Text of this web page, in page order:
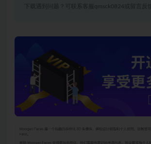
下载遇到问题？可联系客服qmsck0824或留言反馈